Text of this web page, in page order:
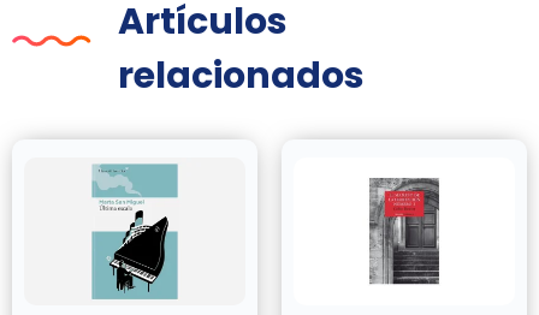
Artículos
relacionados